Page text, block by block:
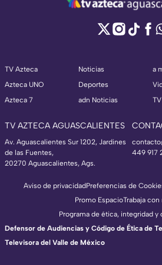
TV Azteca
Azteca UNO
Azteca 7
Noticias
Deportes
adn Noticias
a
TV AZTECA AGUASCALIENTES
Av. Aguascalientes Sur 1202, Jardines
de las Fuentes,
20270 Aguascalientes, Ags.
449 917
Aviso de privacidadPreferencias de
Promo EspacioTrabaja con
Programa de ética, integridad
Defensor de Audiencias y Código de Ética de
Televisora del Valle de México